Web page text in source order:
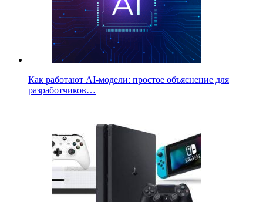
Как работают AI-модели: простое объяснение для
разработчиков…